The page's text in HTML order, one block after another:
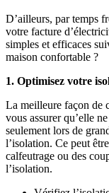
D’ailleurs, par temps
votre facture
simples et efficaces
maison confortable ?
1. Optimisez votre
La meilleure façon de
vous assurer qu’elle
seulement lors de
l’isolation. Ce peut
calfeutrage ou des
l’isolation.